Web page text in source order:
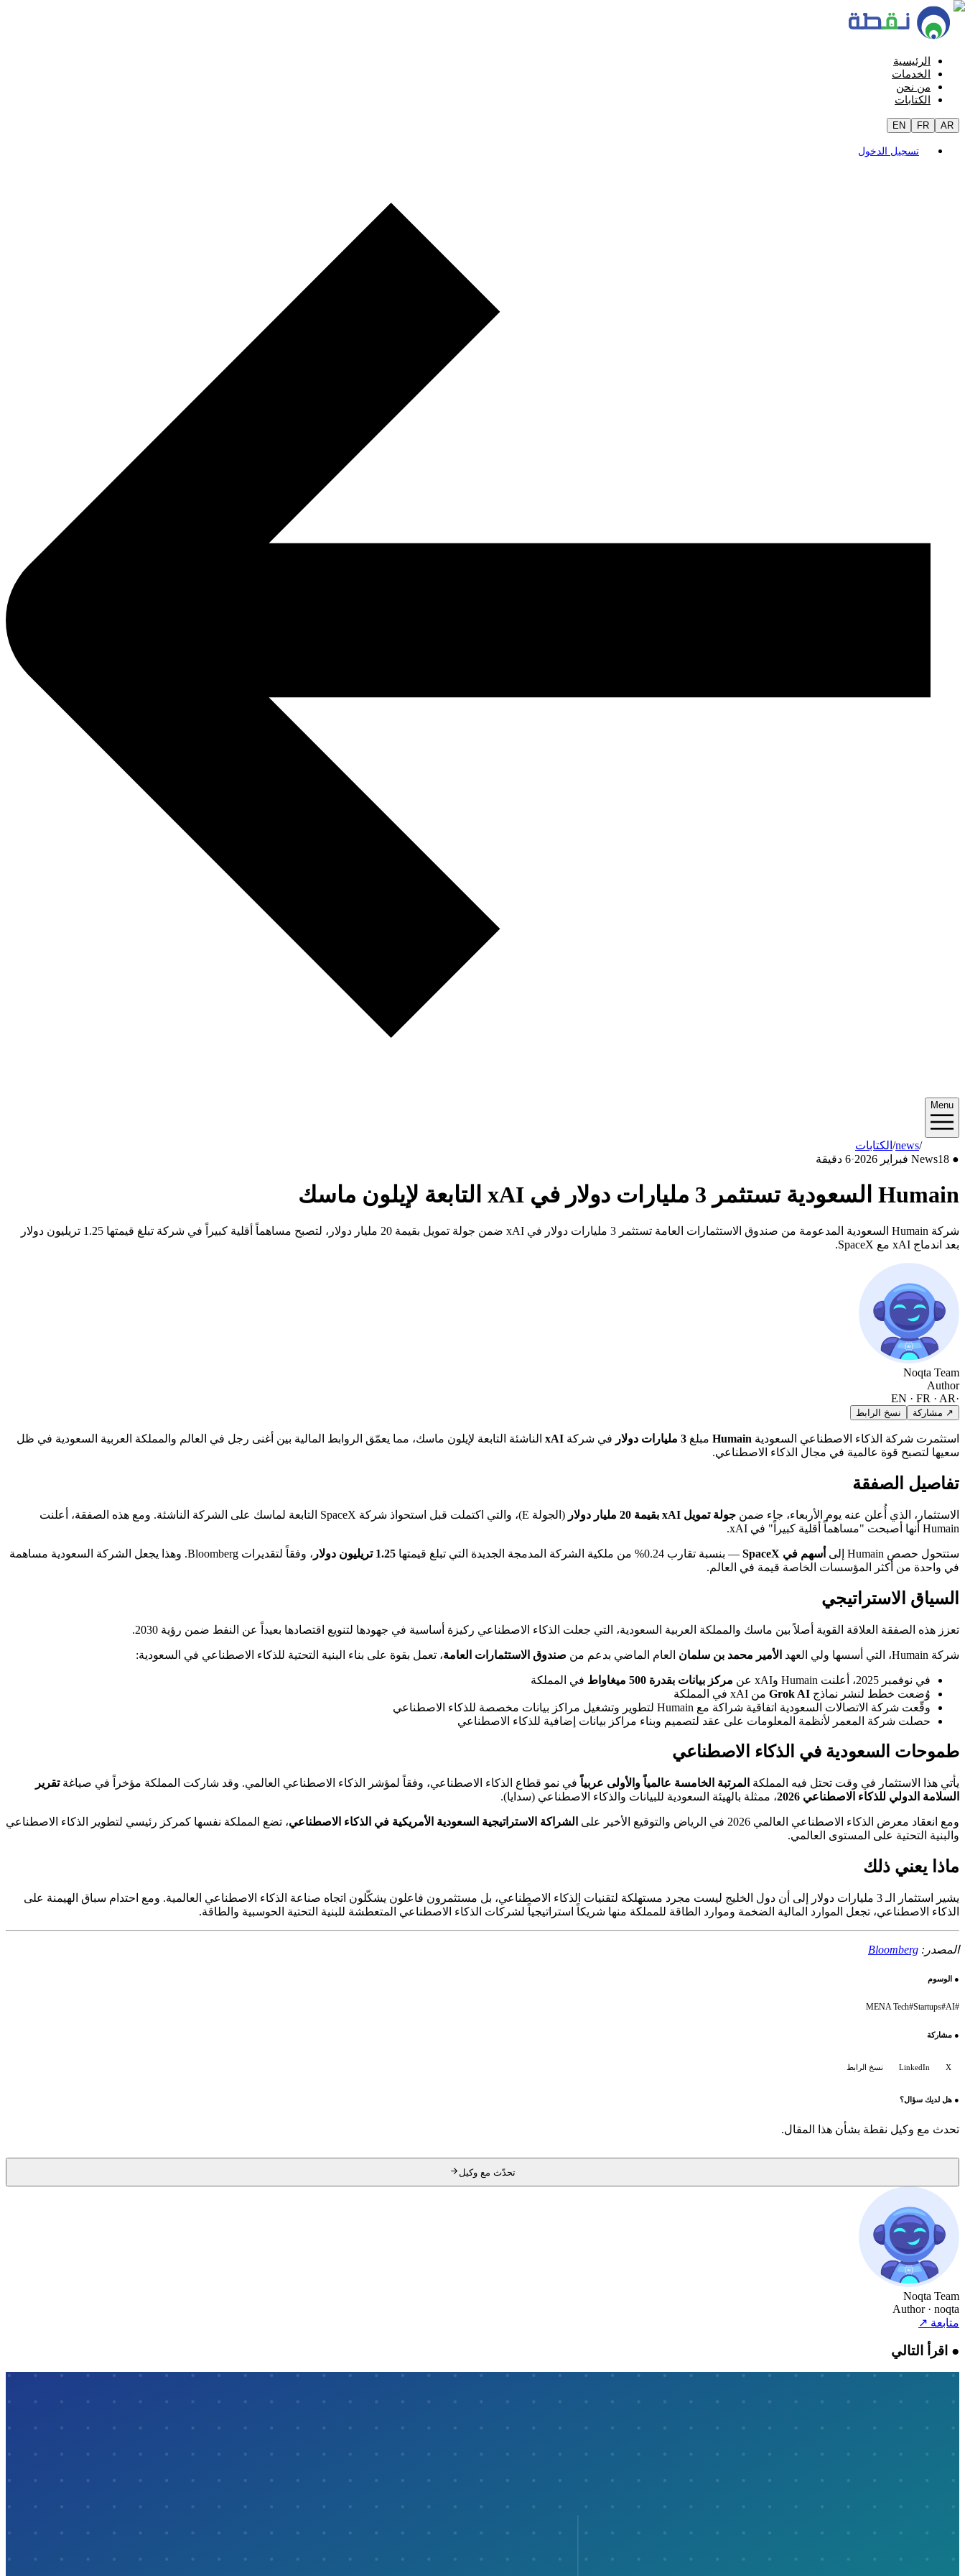
الرئيسية
الخدمات
من نحن
الكتابات
EN FR AR
تسجيل الدخول
Menu
الكتابات /news/2026/02
●
News18 فبراير 2026 ·6 دقيقة
Humain السعودية تستثمر 3 مليارات دولار في xAI التابعة لإيلون ماسك
شركة Humain السعودية المدعومة من صندوق الاستثمارات العامة تستثمر 3 مليارات دولار في xAI ضمن جولة تمويل بقيمة 20 مليار دولار، لتصبح مساهماً أقلية كبيراً في شركة تبلغ قيمتها 1.25 تريليون دولار
بعد اندماج xAI مع SpaceX.
Noqta Team
Author
·
EN · FR · AR
↗ مشاركة نسخ الرابط
استثمرت شركة الذكاء الاصطناعي السعودية Humain مبلغ 3 مليارات دولار في شركة xAI الناشئة التابعة لإيلون ماسك، مما يعمّق الروابط المالية بين أغنى رجل في العالم والمملكة العربية السعودية في ظل
سعيها لتصبح قوة عالمية في مجال الذكاء الاصطناعي.
تفاصيل الصفقة
الاستثمار، الذي أُعلن عنه يوم الأربعاء، جاء ضمن جولة تمويل xAI بقيمة 20 مليار دولار
(الجولة E)، والتي اكتملت قبل استحواذ شركة SpaceX التابعة لماسك على الشركة الناشئة. ومع هذه الصفقة، أعلنت
Humain أنها أصبحت "مساهماً أقلية كبيراً" في xAI.
ستتحول حصص Humain إلى أسهم في SpaceX — بنسبة تقارب 0.24% من ملكية الشركة المدمجة الجديدة التي تبلغ قيمتها 1.25 تريليون دولار
، وفقاً لتقديرات Bloomberg. وهذا يجعل الشركة السعودية مساهمة
في واحدة من أكثر المؤسسات الخاصة قيمة في العالم.
السياق الاستراتيجي
تعزز هذه الصفقة العلاقة القوية أصلاً بين ماسك والمملكة العربية السعودية، التي جعلت الذكاء الاصطناعي ركيزة أساسية في جهودها لتنويع اقتصادها بعيداً عن النفط ضمن رؤية 2030.
شركة Humain، التي أسسها ولي العهد الأمير محمد بن سلمان العام الماضي بدعم من صندوق الاستثمارات العامة، تعمل بقوة على بناء البنية التحتية للذكاء الاصطناعي في السعودية:
في نوفمبر 2025، أعلنت Humain وxAI عن مركز بيانات بقدرة 500 ميغاواط
في المملكة
وُضعت خطط لنشر نماذج Grok AI من xAI في المملكة
وقّعت شركة الاتصالات السعودية اتفاقية شراكة مع Humain لتطوير وتشغيل مراكز بيانات مخصصة للذكاء الاصطناعي
حصلت شركة المعمر لأنظمة المعلومات على عقد لتصميم وبناء مراكز بيانات إضافية للذكاء الاصطناعي
طموحات السعودية في الذكاء الاصطناعي
يأتي هذا الاستثمار في وقت تحتل فيه المملكة المرتبة الخامسة عالمياً والأولى عربياً في نمو قطاع الذكاء الاصطناعي، وفقاً لمؤشر الذكاء الاصطناعي العالمي. وقد شاركت المملكة مؤخراً في صياغةتقرير
السلامة الدولي للذكاء الاصطناعي 2026
، ممثلة بالهيئة السعودية للبيانات والذكاء الاصطناعي (سدايا).
ومع انعقاد معرض الذكاء الاصطناعي العالمي 2026 في الرياض والتوقيع الأخير على الشراكة الاستراتيجية السعودية الأمريكية في الذكاء الاصطناعي، تضع المملكة نفسها كمركز رئيسي لتطوير الذكاء الاصطناعي
والبنية التحتية على المستوى العالمي.
ماذا يعني ذلك
يشير استثمار الـ 3 مليارات دولار إلى أن دول الخليج ليست مجرد مستهلكة لتقنيات الذكاء الاصطناعي، بل مستثمرون فاعلون يشكّلون اتجاه صناعة الذكاء الاصطناعي العالمية. ومع احتدام سباق الهيمنة على
الذكاء الاصطناعي، تجعل الموارد المالية الضخمة وموارد الطاقة للمملكة منها شريكاً استراتيجياً لشركات الذكاء الاصطناعي المتعطشة للبنية التحتية الحوسبية والطاقة.
المصدر: Bloomberg
● الوسوم
#
AI
#
Startups
#
MENA Tech
● مشاركة
X
LinkedIn نسخ الرابط
● هل لديك سؤال؟
تحدث مع وكيل نقطة بشأن هذا المقال.
تحدّث مع وكيل
Noqta Team
Author· noqta
متابعة ↗
● اقرأ التالي